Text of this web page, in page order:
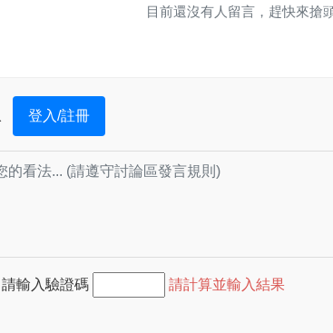
目前還沒有人留言，趕快來搶
登入/註冊
請輸入驗證碼 請計算並輸入結果